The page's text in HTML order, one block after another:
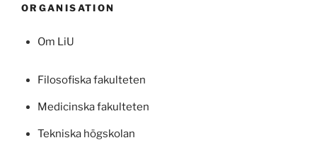
ORGANISATION
Om LiU
Filosofiska fakulteten
Medicinska fakulteten
Tekniska högskolan